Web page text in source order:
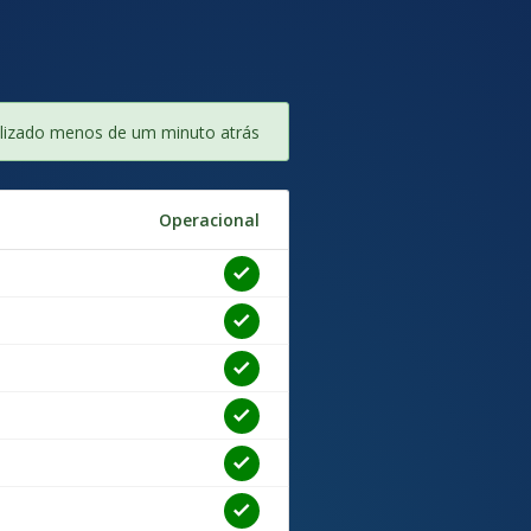
menos de um minuto atrás
Operacional